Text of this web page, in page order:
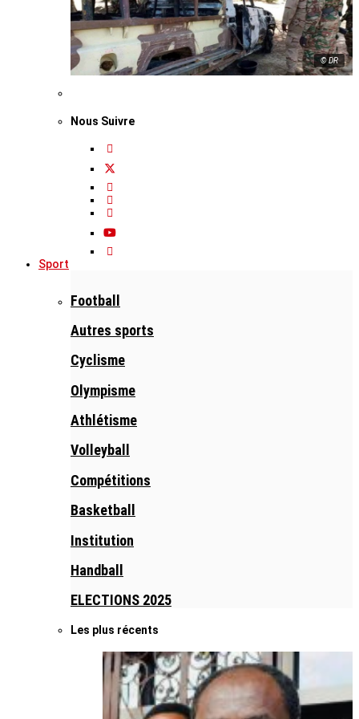
© DR
Nous Suivre
Sport
Football
Autres sports
Cyclisme
Olympisme
Athlétisme
Volleyball
Compétitions
Basketball
Institution
Handball
ELECTIONS 2025
Les plus récents